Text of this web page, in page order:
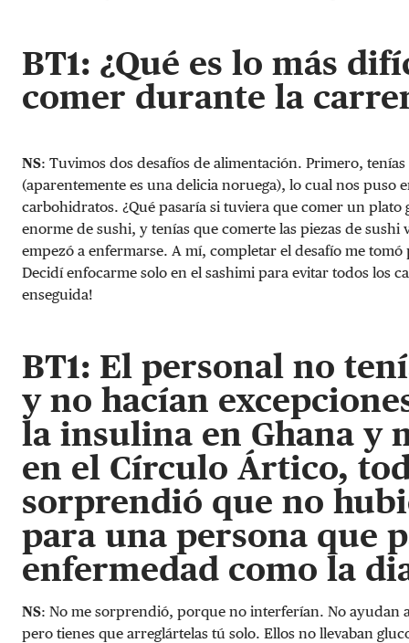
BT1: ¿Qué es lo más
comer durante la
NS: Tuvimos dos desafíos de alimentación. Primero,
(aparentemente es una delicia noruega), lo cual nos puso
carbohidratos. ¿Qué pasaría si tuviera que comer un plato
enorme de sushi, y tenías que comerte las piezas de
empezó a enfermarse. A mí, completar el desafío me
Decidí enfocarme solo en el sashimi para evitar todos los
enseguida!
BT1: El personal no
y no hacían
la insulina en Ghana y
en el Círculo Ártico,
sorprendió que no
para una persona que
enfermedad como la
NS: No me sorprendió, porque no interferían. No ayudan
pero tienes que arreglártelas tú solo. Ellos no llevaban